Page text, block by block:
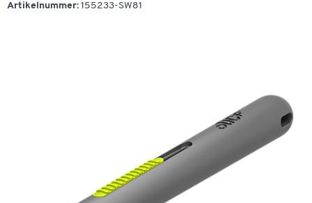
Artikelnummer: 155233-SW81